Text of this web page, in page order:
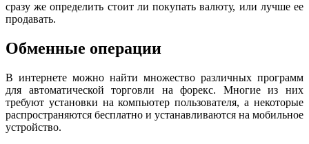
сразу же определить стоит ли покупать валюту, или лучше ее
продавать.
Обменные операции
В интернете можно найти множество различных программ
для автоматической торговли на форекс. Многие из них
требуют установки на компьютер пользователя, а некоторые
распространяются бесплатно и устанавливаются на мобильное
устройство.